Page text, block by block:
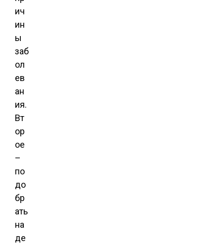
ич
ин
ы
заб
ол
ев
ан
ия.
Вт
ор
ое
–
по
до
бр
ать
на
де